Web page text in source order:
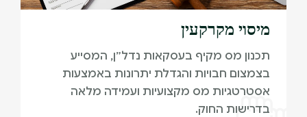
מיסוי מקרקעין
תכנון מס מקיף בעסקאות נדל״ן, המסייע
בצמצום חבויות והגדלת יתרונות באמצעות
אסטרטגיות מס מקצועיות ועמידה מלאה
בדרישות החוק.